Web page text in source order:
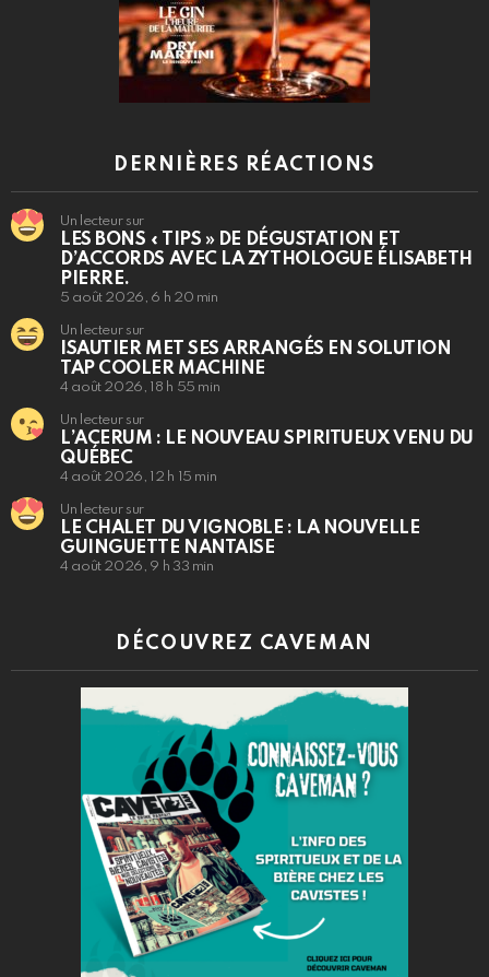
DERNIÈRES RÉACTIONS
Un lecteur sur
LES BONS « TIPS » DE DÉGUSTATION ET
D’ACCORDS AVEC LA ZYTHOLOGUE ÉLISABETH
PIERRE.
5 août 2026, 6 h 20 min
Un lecteur sur
ISAUTIER MET SES ARRANGÉS EN SOLUTION
TAP COOLER MACHINE
4 août 2026, 18 h 55 min
Un lecteur sur
L’ACERUM : LE NOUVEAU SPIRITUEUX VENU DU
QUÉBEC
4 août 2026, 12 h 15 min
Un lecteur sur
LE CHALET DU VIGNOBLE : LA NOUVELLE
GUINGUETTE NANTAISE
4 août 2026, 9 h 33 min
DÉCOUVREZ CAVEMAN